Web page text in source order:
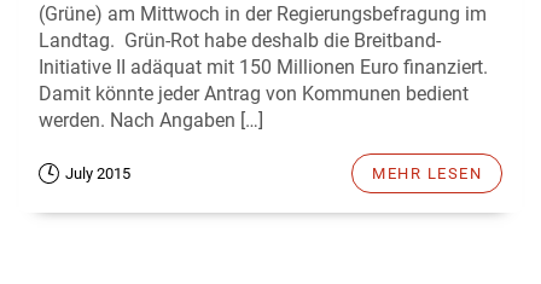
(Grüne) am Mittwoch in der Regierungsbefragung im
Landtag. Grün-Rot habe deshalb die Breitband-
Initiative II adäquat mit 150 Millionen Euro finanziert.
Damit könnte jeder Antrag von Kommunen bedient
werden. Nach Angaben […]
July 2015 MEHR LESEN